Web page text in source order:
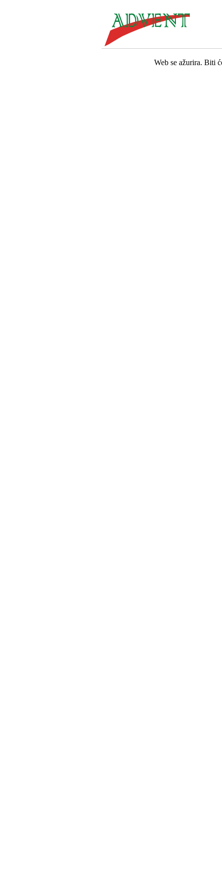
Web se ažurira. Biti